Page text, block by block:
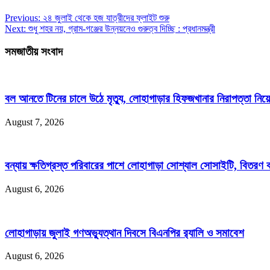
Previous: ২৪ জুলাই থেকে হজ যাত্রীদের ফ্লাইট শুরু
Next: শুধু শহর নয়, গ্রাম-গঞ্জের উন্নয়নেও গুরুত্ব দিচ্ছি : প্রধানমন্ত্রী
সমজাতীয় সংবাদ
বল আনতে টিনের চালে উঠে মৃত্যু, লোহাগাড়ার হিফজখানার নিরাপত্তা
August 7, 2026
বন্যায় ক্ষতিগ্রস্ত পরিবারের পাশে লোহাগাড়া সোশ্যাল সোসাইটি, বিতরণ
August 6, 2026
লোহাগাড়ায় জুলাই গণঅভ্যুত্থান দিবসে বিএনপির র‌্যালি ও সমাবেশ
August 6, 2026